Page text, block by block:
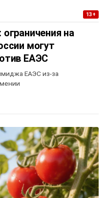
13+
на
могут
ЕАЭС
ЕАЭС из-за